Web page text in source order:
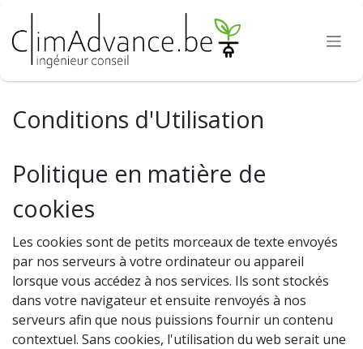
Se rendre au contenu
Conditions d'Utilisation
Politique en matière de
cookies
Les cookies sont de petits morceaux de texte envoyés
par nos serveurs à votre ordinateur ou appareil
lorsque vous accédez à nos services. Ils sont stockés
dans votre navigateur et ensuite renvoyés à nos
serveurs afin que nous puissions fournir un contenu
contextuel. Sans cookies, l'utilisation du web serait une